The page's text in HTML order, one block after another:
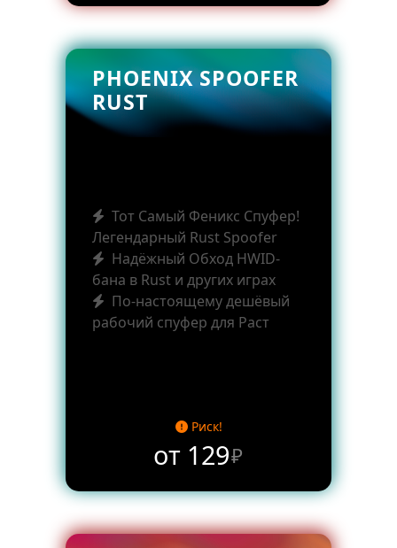
PHOENIX SPOOFER
RUST
Тот Самый Феникс Спуфер!
Легендарный Rust Spoofer
Надёжный Обход HWID-
бана в Rust и других играх
По-настоящему дешёвый
рабочий спуфер для Раст
Риск!
от 129₽